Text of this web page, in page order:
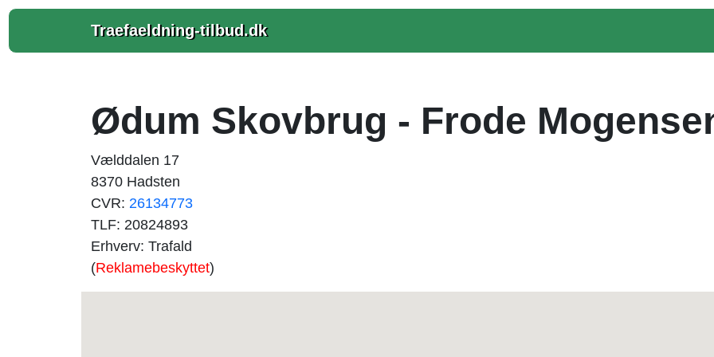
Traefaeldning-tilbud.dk
Ødum Skovbrug - Frode
Vælddalen 17
8370 Hadsten
CVR: 26134773
TLF: 20824893
Erhverv: Trafald
(Reklamebeskyttet)